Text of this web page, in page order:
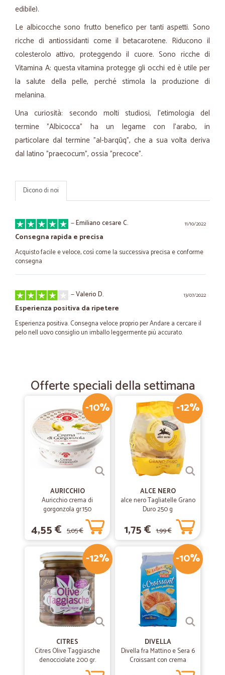
edibile).
Le albicocche sono frutto benefico per tanti aspetti. Sono
ricche di antiossidanti come il betacarotene. Riducono il
colesterolo attivo, proteggendo il cuore. Sono ricche di
Vitamina A: questa vitamina protegge gli occhi ed è utile per
la salute della pelle, perché stimola la produzione di
melanina.
Una curiosità: secondo molti studiosi, l'etimologia del
termine "Albicocca" ha un legame con l'arabo, in
particolare dal termine "al-barqūq", che a sua volta deriva
dal latino "praecocum", ossia "precoce".
Dicono di noi
11/10/2022
—Emiliano cesare C.
Consegna rapida e precisa
Acquisto facile e veloce, così come la successiva precisa e conforme
consegna
13/07/2022
—Valerio D.
Esperienza positiva da ripetere
Esperienza positiva. Consegna veloce proprio per Andare a cercare il
pelo nell uovo consiglio un imballo leggermente più accurato.
Puntualissimi nella consegna ed imballo…
Puntualissimi nella consegna ed imballo perfetto
22/04/2020
—Chiara G.
Seri ed estremamente puntuali
Seri ed estremamente puntuali. Bravi anche dal servizio clienti.
Complimenti! Molto veloci nelle consegne
02/09/2019
—Massimiliano G.
Ottimo servizio.
Ottimo servizio.
27/08/2019
—Daniela A.
Prodotti imballati perfettamente e…
Prodotti imballati perfettamente e tempi di consegna rapidissimi,sito
web eccellente
Soddisfatta!
Consegna rapida, prodotti ottimi.
Offerte speciali della settimana
-10%
AURICCHIO
Auricchio crema di
gorgonzola gr.150
4,55 € 5,05 €
-12%
ALCE NERO
alce nero Tagliatelle Grano
Duro 250 g
1,75 € 1,99 €
-12%
CITRES
Citres Olive Taggiasche
denocciolate 200 gr.
-10%
DIVELLA
Divella fra Mattino e Sera 6
Croissant con crema
pasticcera 270 gr.